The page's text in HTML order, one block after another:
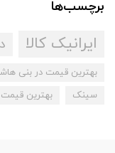
برچسب‌ها
ایرانیک کالا
بهترین قیمت در بنی
سینک
بهترین قیمت